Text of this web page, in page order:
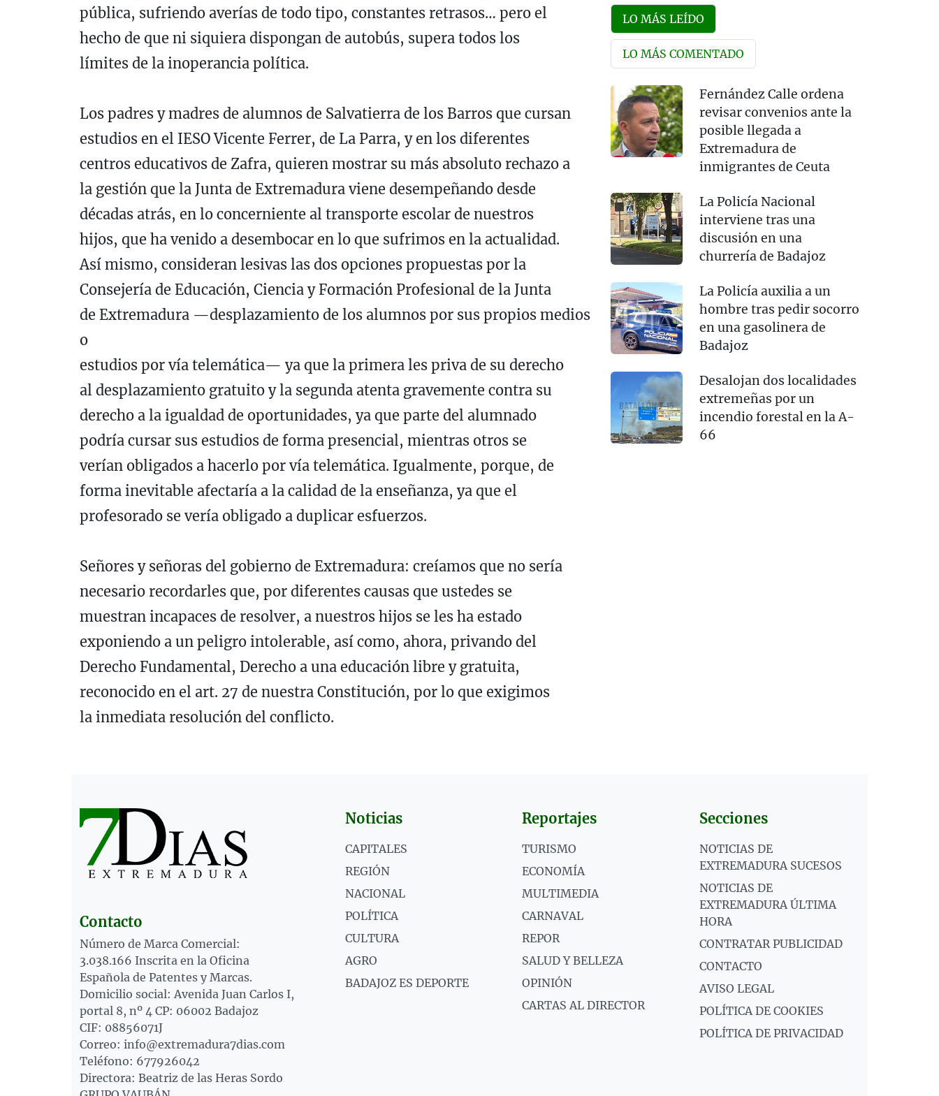
pública, sufriendo averías de todo tipo, constantes retrasos… pero el
hecho de que ni siquiera dispongan de autobús, supera todos los
límites de la inoperancia política.
Los padres y madres de alumnos de Salvatierra de los Barros que cursan
estudios en el IESO Vicente Ferrer, de La Parra, y en los diferentes
centros educativos de Zafra, quieren mostrar su más absoluto rechazo a
la gestión que la Junta de Extremadura viene desempeñando desde
décadas atrás, en lo concerniente al transporte escolar de nuestros
hijos, que ha venido a desembocar en lo que sufrimos en la actualidad.
Así mismo, consideran lesivas las dos opciones propuestas por la
Consejería de Educación, Ciencia y Formación Profesional de la Junta
de Extremadura —desplazamiento de los alumnos por sus propios medios
o
estudios por vía telemática— ya que la primera les priva de su derecho
al desplazamiento gratuito y la segunda atenta gravemente contra su
derecho a la igualdad de oportunidades, ya que parte del alumnado
podría cursar sus estudios de forma presencial, mientras otros se
verían obligados a hacerlo por vía telemática. Igualmente, porque, de
forma inevitable afectaría a la calidad de la enseñanza, ya que el
profesorado se vería obligado a duplicar esfuerzos.
Señores y señoras del gobierno de Extremadura: creíamos que no sería
necesario recordarles que, por diferentes causas que ustedes se
muestran incapaces de resolver, a nuestros hijos se les ha estado
exponiendo a un peligro intolerable, así como, ahora, privando del
Derecho Fundamental, Derecho a una educación libre y gratuita,
reconocido en el art. 27 de nuestra Constitución, por lo que exigimos
la inmediata resolución del conflicto.
LO MÁS LEÍDO
LO MÁS COMENTADO
Fernández Calle ordena
revisar convenios ante la
posible llegada a
Extremadura de
inmigrantes de Ceuta
La Policía Nacional
interviene tras una
discusión en una
churrería de Badajoz
La Policía auxilia a un
hombre tras pedir socorro
en una gasolinera de
Badajoz
Desalojan dos localidades
extremeñas por un
incendio forestal en la A-
66
Contacto
Número de Marca Comercial:
3.038.166 Inscrita en la Oficina
Española de Patentes y Marcas.
Domicilio social: Avenida Juan Carlos I,
portal 8, nº 4 CP: 06002 Badajoz
CIF: 08856071J
Correo: info@extremadura7dias.com
Teléfono: 677926042
Directora: Beatriz de las Heras Sordo
Noticias
CAPITALES
REGIÓN
NACIONAL
POLÍTICA
CULTURA
AGRO
BADAJOZ ES DEPORTE
Reportajes
TURISMO
ECONOMÍA
MULTIMEDIA
CARNAVAL
REPOR
SALUD Y BELLEZA
OPINIÓN
CARTAS AL DIRECTOR
Secciones
NOTICIAS DE
EXTREMADURA SUCESOS
NOTICIAS DE
EXTREMADURA ÚLTIMA
HORA
CONTRATAR PUBLICIDAD
CONTACTO
AVISO LEGAL
POLÍTICA DE COOKIES
POLÍTICA DE PRIVACIDAD